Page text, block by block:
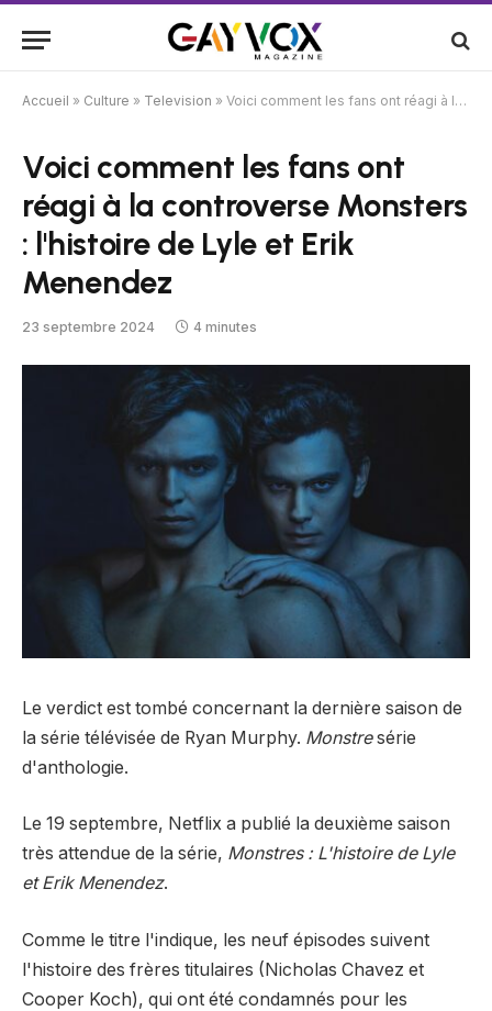
Accueil » Culture » Television » Voici comment les fans ont réagi à la controverse Monsters : l'histoire de Lyle et Erik Menendez
Voici comment les fans ont
réagi à la controverse Monsters
: l'histoire de Lyle et Erik
Menendez
23 septembre 2024 4 minutes
Le verdict est tombé concernant la dernière saison de
la série télévisée de Ryan Murphy. Monstresérie
d'anthologie.
Le 19 septembre, Netflix a publié la deuxième saison
très attendue de la série, Monstres : L'histoire de Lyle
et Erik Menendez.
Comme le titre l'indique, les neuf épisodes suivent
l'histoire des frères titulaires (Nicholas Chavez et
Cooper Koch), qui ont été condamnés pour les